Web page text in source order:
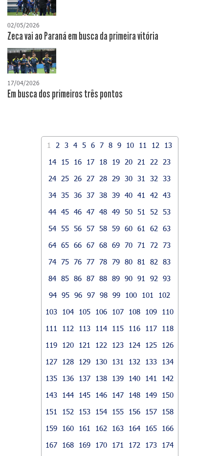
02/05/2026
Zeca vai ao Paraná em busca da primeira vitória
17/04/2026
​Em busca dos primeiros três pontos
1 2 3 4 5 6 7 8 9 10 11 12
13
14
15 16 17 18 19 20 21 22
23
24
25 26 27 28 29 30 31 32
33
34
35 36 37 38 39 40 41 42
43
44 45 46 47 48 49 50 51 52
53
54
55 56 57 58 59 60 61 62
63
64 65 66 67 68 69 70 71 72
73
74 75 76 77 78 79 80 81 82
83
84 85 86 87 88 89 90 91 92
93
94 95 96 97 98 99 100 101
102
103
104 105 106 107 108 109
110
111
112 113 114 115 116 117
118
119
120 121 122 123 124 125
126
127
128 129 130 131 132 133
134
135
136 137 138 139 140 141
142
143
144 145 146 147 148 149
150
151
152 153 154 155 156 157
158
159
160 161 162 163 164 165
166
167
168 169 170 171 172 173
174